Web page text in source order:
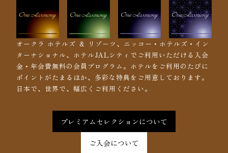
オークラ ホテルズ ＆ リゾーツ、ニッコー・ホテルズ・イン
ターナショナル、ホテルJALシティでご利用いただける入会
金・年会費無料の会員プログラム。ホテルをご利用のたびに
ポイントがたまるほか、多彩な特典をご用意しております。
日本で、世界で、幅広くご利用ください。
プレミアムセレクションについて
ご入会について